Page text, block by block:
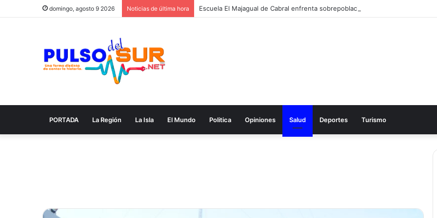
domingo, agosto 9 2026 Noticias de última hora
PORTADA La Región La Isla El Mundo Politica Opiniones Salud Deportes Turismo